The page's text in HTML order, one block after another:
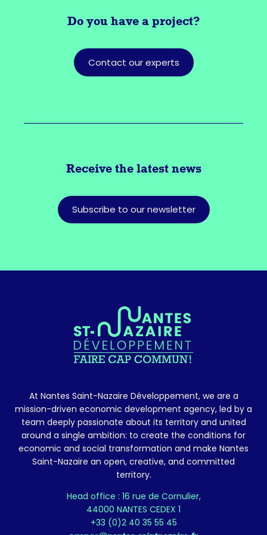
Do you have a project?
Contact our experts
Receive the latest news
Subscribe to our newsletter
At Nantes Saint-Nazaire Développement, we are a
mission-driven economic development agency, led by a
team deeply passionate about its territory and united
around a single ambition: to create the conditions for
economic and social transformation and make Nantes
Saint-Nazaire an open, creative, and committed
territory.
Head office : 16 rue de Cornulier,
44000 NANTES CEDEX 1
+33 (0)2 40 35 55 45